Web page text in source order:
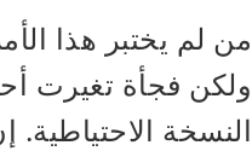
من لم يختبر هذا
النسخة